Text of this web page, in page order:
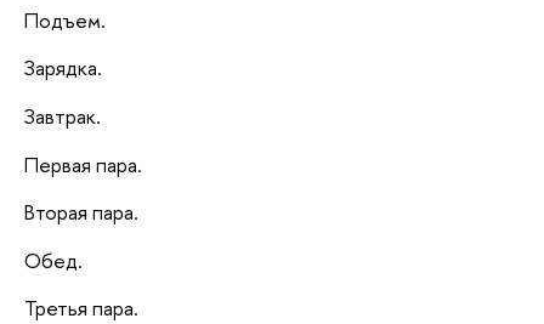
Подъем.
Зарядка.
Завтрак.
Первая пара.
Вторая пара.
Обед.
Третья пара.